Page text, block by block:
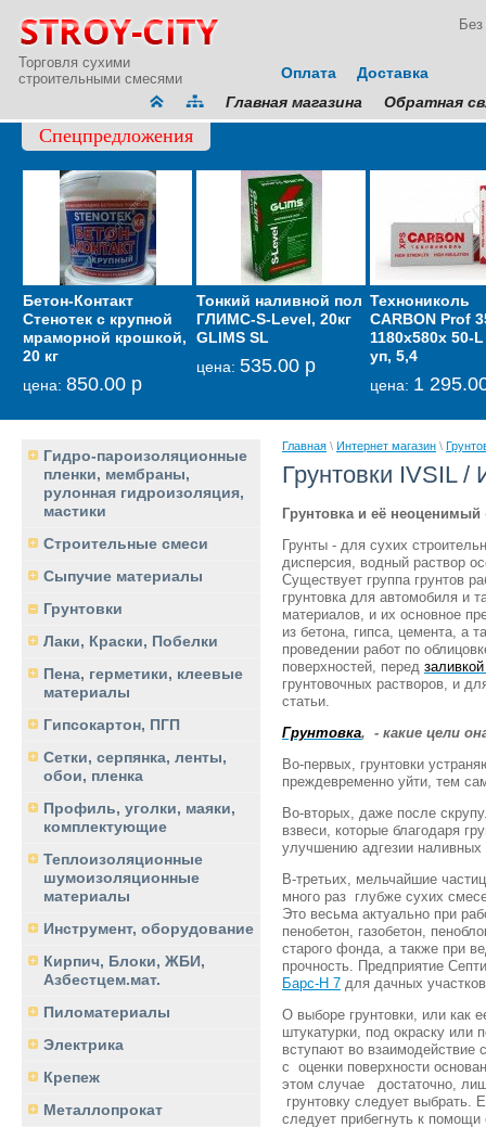
Торговля сухими
строительными смесями
Оплата Доставка
Главная магазина Обратная
Спецпредложения
Бетон-Контакт
Стенотек с крупной
мраморной крошкой,
20 кг
цена: 850.00 р
Тонкий наливной пол
ГЛИМС-S-Level, 20кг
GLIMS SL
цена: 535.00 р
Технониколь
CARBON Prof
1180х580х 50-
уп, 5,4
цена: 1
Мембрана
звукоизоляционная
тонкая Тексаунд 70
цена:6 600.00 р
цена:
Гидро-пароизоляционные
пленки, мембраны,
рулонная гидроизоляция,
мастики
Строительные смеси
Сыпучие материалы
Грунтовки
Лаки, Краски, Побелки
Пена, герметики, клеевые
материалы
Гипсокартон, ПГП
Сетки, серпянка, ленты,
обои, пленка
Профиль, уголки, маяки,
комплектующие
Теплоизоляционные
шумоизоляционные
материалы
Инструмент, оборудование
Кирпич, Блоки, ЖБИ,
Азбестцем.мат.
Пиломатериалы
Электрика
Крепеж
Металлопрокат
Главная \ Интернет магазин \
Грунтовки IVSIL
Грунтовка и её
Грунты - для сухих
дисперсия, водный раствор
Существует группа грунтов
грунтовка для автомобиля и
материалов, и их основное
из бетона, гипса, цемента, а
проведении работ по
поверхностей, перед
грунтовочных растворов, и
статьи.
Грунтовка, - какие цели
Во-первых, грунтовки
преждевременно уйти, тем
Во-вторых, даже после
взвеси, которые благодаря
улучшению адгезии
В-третьих, мельчайшие
много раз глубже сухих
Это весьма актуально при
пенобетон, газобетон,
старого фонда, а также при
прочность. Предприятие
Барс-Н 7 для дачных
О выборе грунтовки, или как
штукатурки, под окраску или
вступают во взаимодействие
с оценки поверхности
этом случае достаточно,
грунтовку следует выбрать.
следует прибегнуть к